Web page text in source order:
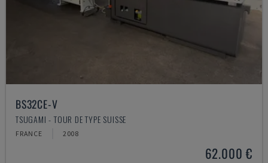
BS32CE-V
TSUGAMI - TOUR DE TYPE SUISSE
FRANCE 2008
62.000 €